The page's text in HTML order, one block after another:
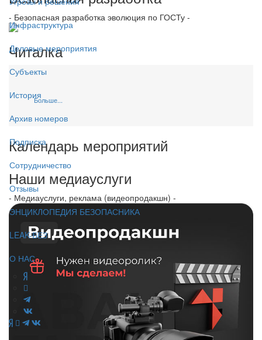
Инфраструктура
Деловые мероприятия
Субъекты
История
Архив номеров
Подписка
Сотрудничество
Отзывы
ЭНЦИКЛОПЕДИЯ БЕЗОПАСНИКА
LEAK-БЕЗ
О НАС
- Безопасная разработка эволюция по ГОСТу -
Читалка
Больше...
Календарь мероприятий
Наши медиауслуги
- Медиауслуги, реклама (видеопродакшн) -